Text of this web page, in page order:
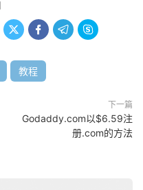
   
教程
下一篇
Godaddy.com以$6.59注
册.com的方法